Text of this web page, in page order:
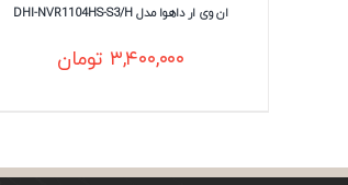
ان وی ار داهوا مدل DHI-NVR1104HS-S3/H
۳,۴۰۰,۰۰۰ تومان